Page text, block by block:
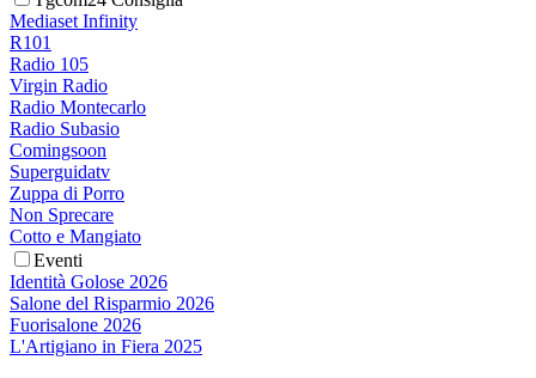
Mediaset Infinity
R101
Radio 105
Virgin Radio
Radio Montecarlo
Radio Subasio
Comingsoon
Superguidatv
Zuppa di Porro
Non Sprecare
Cotto e Mangiato
Eventi
Identità Golose 2026
Salone del Risparmio 2026
Fuorisalone 2026
L'Artigiano in Fiera 2025